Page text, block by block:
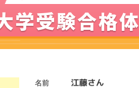
学受験合格
名前